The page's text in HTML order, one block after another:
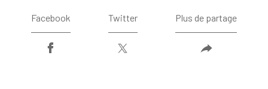
Facebook Twitter Plus de partage